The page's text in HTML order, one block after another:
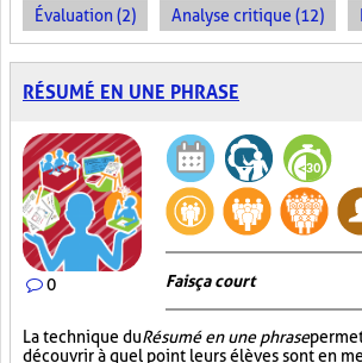
Évaluation (2) Analyse critique (12)
RÉSUMÉ EN UNE PHRASE
0 Fais ça court
La technique duRésumé en une phrase
découvrir à quel point leurs élèves sont en